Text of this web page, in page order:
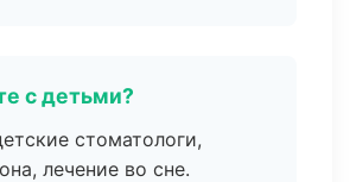
с детьми?
стоматологи,
лечение во сне.